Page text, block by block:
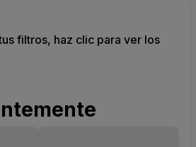
filtros, haz clic para ver los